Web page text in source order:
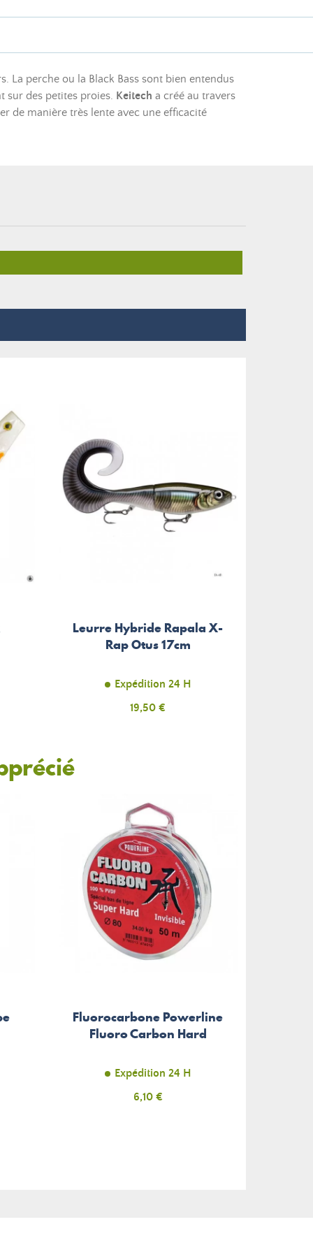
La perche ou la Black Bass sont bien entendus
sur des petites proies. Keitech a créé au travers
de manière très lente avec une efficacité
Leurre Hybride Rapala X-
Rap Otus 17cm
Expédition 24 H
Prix
19,50 €
Fluorocarbone Powerline
Fluoro Carbon Hard
Expédition 24 H
Prix
6,10 €